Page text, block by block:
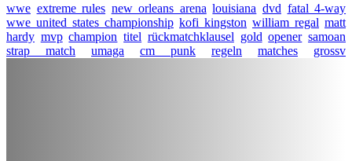
wwe extreme rules new orleans arena louisiana dvd fatal 4-way
wwe united states championship kofi kingston william regal matt
hardy mvp champion titel rückmatchklausel gold opener samoan
strap match
umaga cm punk regeln matches grossv